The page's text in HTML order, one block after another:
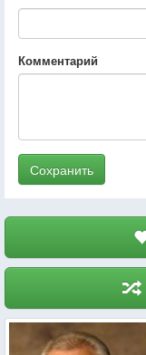
Комментарий
Сохранить